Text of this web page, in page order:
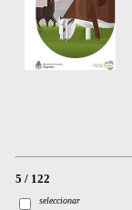
5 / 122
seleccionar